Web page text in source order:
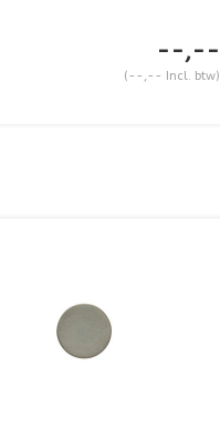
--,--
(--,-- Incl. btw)